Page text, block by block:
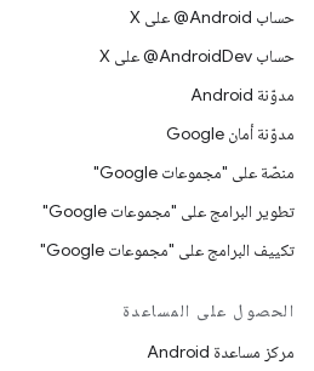
حساب ‎@Android على X
حساب ‎@AndroidDev على X
مدوّنة Android
مدوّنة أمان Google
منصّة على "مجموعات Google"
تطوير البرامج على "مجموعات Google"
تكييف البرامج على "مجموعات Google"
الحصول على المساعدة
مركز مساعدة Android